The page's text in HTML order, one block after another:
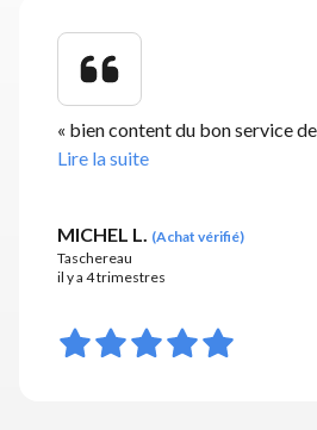
« bien content du bon service
Lire la suite
MICHEL L. (Achat vérifié)
Taschereau
il y a 4 trimestres